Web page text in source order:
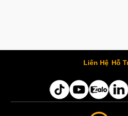
Liên Hệ Hỗ